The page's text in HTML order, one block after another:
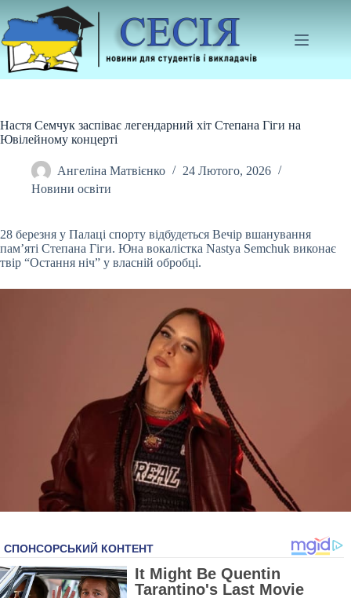
до
вмісту
Настя Семчук заспіває легендарний хіт Степана Гіги на
Ювілейному концерті
Ангеліна Матвієнко
24 Лютого, 2026
Новини освіти
28 березня у Палаці спорту відбудеться Вечір вшанування
пам’яті Степана Гіги. Юна вокалістка Nastya Semchuk виконає
твір “Остання ніч” у власній обробці.